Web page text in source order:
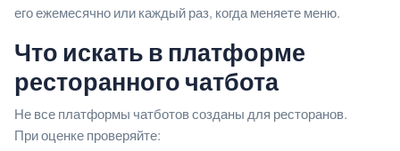
его ежемесячно или каждый раз, когда меняете меню.
Что искать в платформе
ресторанного чатбота
Не все платформы чатботов созданы для ресторанов.
При оценке проверяйте: